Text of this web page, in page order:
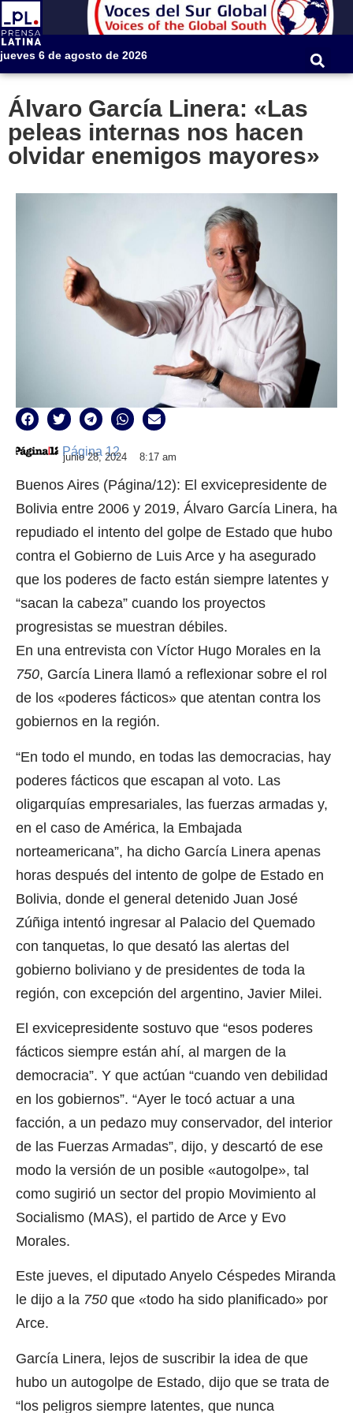
jueves 6 de agosto de 2026
Álvaro García Linera: «Las
peleas internas nos hacen
olvidar enemigos mayores»
Página 12
junio 28, 2024 8:17 am
Buenos Aires (Página/12): El exvicepresidente de
Bolivia entre 2006 y 2019, Álvaro García Linera, ha
repudiado el intento del golpe de Estado que hubo
contra el Gobierno de Luis Arce y ha asegurado
que los poderes de facto están siempre latentes y
“sacan la cabeza” cuando los proyectos
progresistas se muestran débiles.
En una entrevista con Víctor Hugo Morales en la
750, García Linera llamó a reflexionar sobre el rol
de los «poderes fácticos» que atentan contra los
gobiernos en la región.
“En todo el mundo, en todas las democracias, hay
poderes fácticos que escapan al voto. Las
oligarquías empresariales, las fuerzas armadas y,
en el caso de América, la Embajada
norteamericana”, ha dicho García Linera apenas
horas después del intento de golpe de Estado en
Bolivia, donde el general detenido Juan José
Zúñiga intentó ingresar al Palacio del Quemado
con tanquetas, lo que desató las alertas del
gobierno boliviano y de presidentes de toda la
región, con excepción del argentino, Javier Milei.
El exvicepresidente sostuvo que “esos poderes
fácticos siempre están ahí, al margen de la
democracia”. Y que actúan “cuando ven debilidad
en los gobiernos”. “Ayer le tocó actuar a una
facción, a un pedazo muy conservador, del interior
de las Fuerzas Armadas”, dijo, y descartó de ese
modo la versión de un posible «autogolpe», tal
como sugirió un sector del propio Movimiento al
Socialismo (MAS), el partido de Arce y Evo
Morales.
Este jueves, el diputado Anyelo Céspedes Miranda
le dijo a la 750 que «todo ha sido planificado» por
Arce.
García Linera, lejos de suscribir la idea de que
hubo un autogolpe de Estado, dijo que se trata de
“los peligros siempre latentes, que nunca